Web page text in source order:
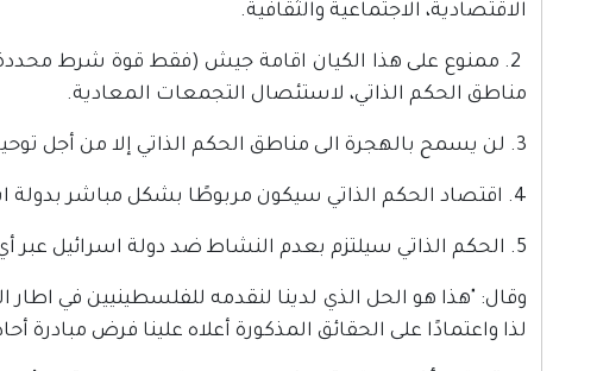
الاقتصادية، الاجتماعية والثقافية.
2. ممنوع على هذا الكيان اقامة جيش (فقط قوة شرط
مناطق الحكم الذاتي، لاستئصال التجمعات المعادية.
3. لن يسمح بالهجرة الى مناطق الحكم الذاتي إلا من أجل توحيد عائلات من الدرجة الأولى.
4. اقتصاد الحكم الذاتي سيكون مربوطًا بشكل مباشر بدولة اسرائيل، عبر اتفاقيات برعاية عالمية.
5. الحكم الذاتي سيلتزم بعدم النشاط ضد دولة اسرائيل عبر أي وسيلة وبالذات الحملات والتحريض".
وقال: "هذا هو الحل الذي لدينا لنقدمه للفلسطينيين في اطار
لذا واعتمادًا على الحقائق المذكورة أعلاه علينا فرض مبادرة